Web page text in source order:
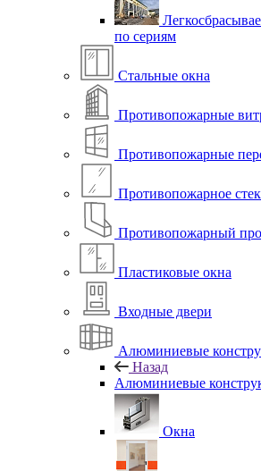
по сериям
Стальные окна
Противопожарные
Противопожарные
Противопожарное
Противопожарный
Пластиковые окна
Входные двери
Алюминиевые
Назад
Алюминиевые
Окна